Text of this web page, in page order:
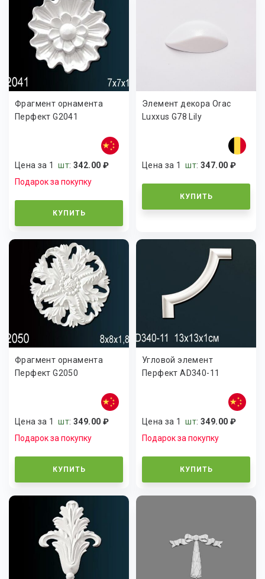
Фрагмент орнамента
Перфект G2041
Цена за 1шт:342.00 ₽
Подарок за покупку
КУПИТЬ
Элемент декора Orac
Luxxus G78 Lily
Цена за 1шт:347.00 ₽
КУПИТЬ
Фрагмент орнамента
Перфект G2050
Цена за 1шт:349.00 ₽
Подарок за покупку
КУПИТЬ
Угловой элемент
Перфект AD340-11
Цена за 1шт:349.00 ₽
Подарок за покупку
КУПИТЬ